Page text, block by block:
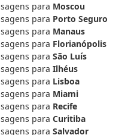
para Moscou
para Porto Seguro
para Manaus
para Florianópolis
para São Luís
para Ilhéus
para Lisboa
para Miami
para Recife
para Curitiba
para Salvador